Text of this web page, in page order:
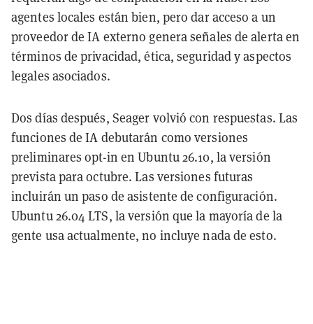
agentes locales están bien, pero dar acceso a un
proveedor de IA externo genera señales de alerta en
términos de privacidad, ética, seguridad y aspectos
legales asociados.
Dos días después, Seager volvió con respuestas. Las
funciones de IA debutarán como versiones
preliminares opt-in en Ubuntu 26.10, la versión
prevista para octubre. Las versiones futuras
incluirán un paso de asistente de configuración.
Ubuntu 26.04 LTS, la versión que la mayoría de la
gente usa actualmente, no incluye nada de esto.